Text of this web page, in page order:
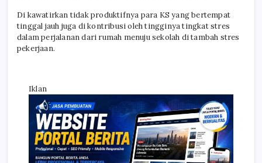
Di kawatirkan tidak produktifnya para KS yang bertempat
tinggal jauh juga di kontribusi oleh tingginya tingkat stres
dalam perjalanan dari rumah menuju sekolah di tambah stres
pekerjaan.
Iklan